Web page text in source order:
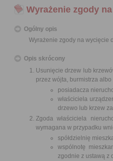
Wyrażenie zgody
Ogólny opis
Wyrażenie zgody na wycięcie
Opis skrócony
Usunięcie drzew lub
przez wójta, burmistrza
posiadacza
właściciela
drzewo lub krzew
Zgoda właściciela
wymagana w przypadku
spółdzielnię
wspólnotę
zgodnie z ustawą z